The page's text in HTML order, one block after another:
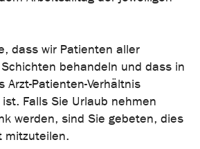
dass wir Patienten aller
behandeln und dass in
Arzt-Patienten-Verhältnis
Falls Sie Urlaub nehmen
werden, sind Sie gebeten, dies
mitzuteilen.